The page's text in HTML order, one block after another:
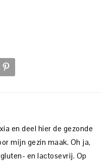
en deel hier de gezonde
mijn gezin maak. Oh ja,
en lactosevrij. Op